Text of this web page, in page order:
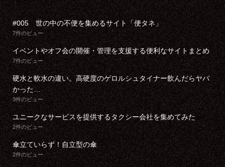
#005 世の中の不便を集めるサイト「便タネ」
7件のビュー
イベントやオフ会の開催・管理を支援する便利なサイトまとめ
7件のビュー
硬水と軟水の違い。高硬度のゲロルシュタイナー飲んだらヤバ
かった…
3件のビュー
ユニークなサービスを提供するタクシー会社を集めてみた
2件のビュー
傘立ていらず！自立型の傘
2件のビュー